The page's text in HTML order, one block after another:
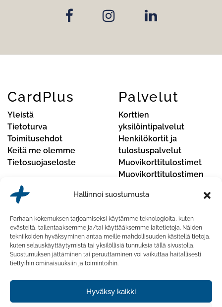
Hallinnoi suostumusta
Parhaan kokemuksen tarjoamiseksi käytämme teknologioita, kuten
evästeitä, tallentaaksemme ja/tai käyttääksemme laitetietoja. Näiden
tekniikoiden hyväksyminen antaa meille mahdollisuuden käsitellä tietoja,
kuten selauskäyttäytymistä tai yksilöllisiä tunnuksia tällä sivustolla.
Suostumuksen jättäminen tai peruuttaminen voi vaikuttaa haitallisesti
tiettyihin ominaisuuksiin ja toimintoihin.
Hyväksy kaikki
CardPlus
Yleistä
Tietoturva
Toimitusehdot
Keitä me olemme
Tietosuojaseloste
Palvelut
Korttien
yksilöintipalvelut
Henkilökortit ja
tulostuspalvelut
Muovikorttitulostimet
Muovikorttitulostimen
Yhteystiedot
CardPlus Oy
Koskelontie 23 F, 02920 Espoo, Finland
Puhelinnumero:020 741 7430